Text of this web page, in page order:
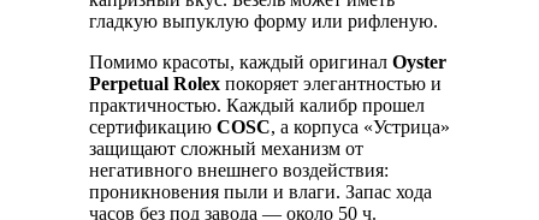
гладкую выпуклую форму или рифленую.
Помимо красоты, каждый оригинал Oyster
Perpetual Rolex покоряет элегантностью и
практичностью. Каждый калибр прошел
сертификацию COSC, а корпуса «Устрица»
защищают сложный механизм от
негативного внешнего воздействия:
проникновения пыли и влаги. Запас хода
часов без под завода — около 50 ч.